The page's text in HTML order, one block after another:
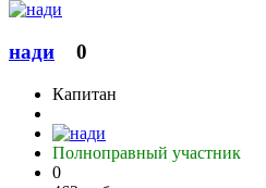
нади 0
Капитан
Полноправный участник
0